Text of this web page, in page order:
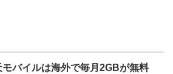
モバイルは海外で毎月2GBが無料